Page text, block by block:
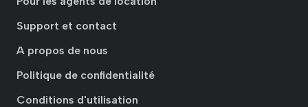
Support et contact
A propos de nous
Politique de confidentialité
Conditions d'utilisation